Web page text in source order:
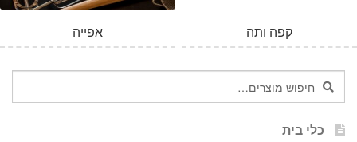
אפייה קפה ותה
חיפוש
עבור:
חיפוש
כלי בית